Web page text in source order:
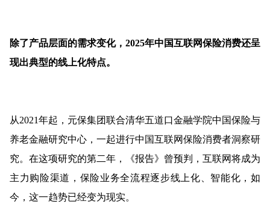
除了产品层面的需求变化，2025年中国互联网保险消费还呈
现出典型的线上化特点。
从2021年起，元保集团联合清华五道口金融学院中国保险与
养老金融研究中心，一起进行中国互联网保险消费者洞察研
究。在这项研究的第二年，《报告》曾预判，互联网将成为
主力购险渠道，保险业务全流程逐步线上化、智能化，如
今，这一趋势已经变为现实。